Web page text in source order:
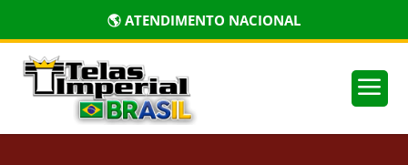
🌎 ATENDIMENTO NACIONAL
a